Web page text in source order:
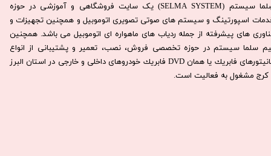
سِلما سيستم (SELMA SYSTEM) یک سایت فروشگاهی و آموزشی در حوزه
اسپورتینگ و سیستم های صوتی تصویری اتوموبیل و همچنین تجهیزات و
های پیشرفته از جمله ردیاب های ماهواره ای اتوموبیل می باشد. همچنين
سلما سيستم در حوزه تخصصی فروش، نصب، تعمير و پشتيبانی از انواع
مانيتورهای فابريك يا همان DVD فابريك خودروهای داخلی و خارجی در استان البرز
كرج مشغول به فعاليت است.​​​​​​​